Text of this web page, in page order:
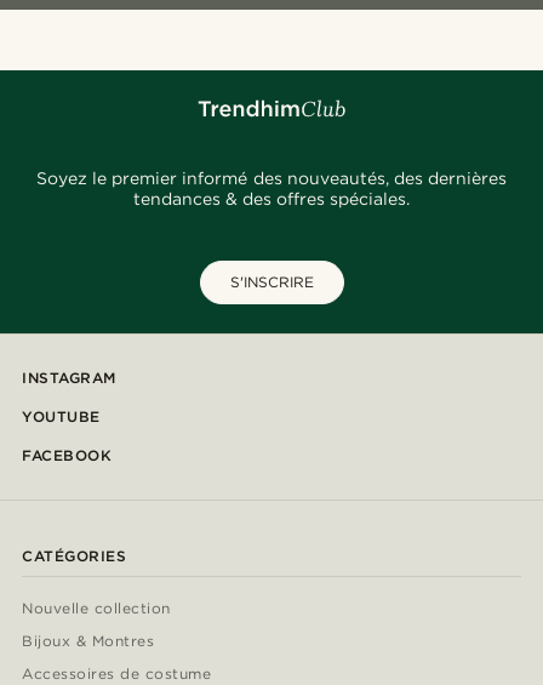
Soyez le premier informé des nouveautés, des dernières
tendances & des offres spéciales.
S'INSCRIRE
INSTAGRAM
YOUTUBE
FACEBOOK
CATÉGORIES
Nouvelle collection
Bijoux & Montres
Accessoires de costume